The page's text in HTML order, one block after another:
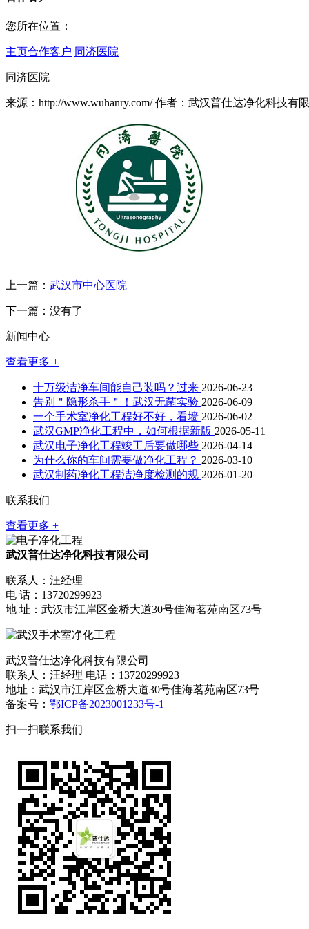
您所在位置：
主页合作客户 同济医院
同济医院
来源：http://www.wuhanry.com/ 作者：武汉普仕达净化科技有
上一篇： 武汉市中心医院
下一篇：没有了
新闻中心
查看更多 +
十万级洁净车间能自己装吗？过来 2026-06-23
告别＂隐形杀手＂！武汉无菌实验 2026-06-09
一个手术室净化工程好不好，看墙 2026-06-02
武汉GMP净化工程中，如何根据新版 2026-05-11
武汉电子净化工程竣工后要做哪些 2026-04-14
为什么你的车间需要做净化工程？ 2026-03-10
武汉制药净化工程洁净度检测的规 2026-01-20
联系我们
查看更多 +
武汉普仕达净化科技有限公司
联系人：汪经理
电 话：13720299923
地 址：武汉市江岸区金桥大道30号佳海茗苑南区73号
武汉普仕达净化科技有限公司
联系人：汪经理 电话：13720299923
地址：武汉市江岸区金桥大道30号佳海茗苑南区73号
备案号： 鄂ICP备2023001233号-1
扫一扫联系我们